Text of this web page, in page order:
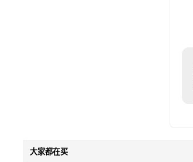
大家都在买